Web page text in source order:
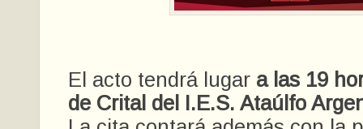
El acto tendrá lugar a las 19
de Crital del I.E.S. Ataúlfo